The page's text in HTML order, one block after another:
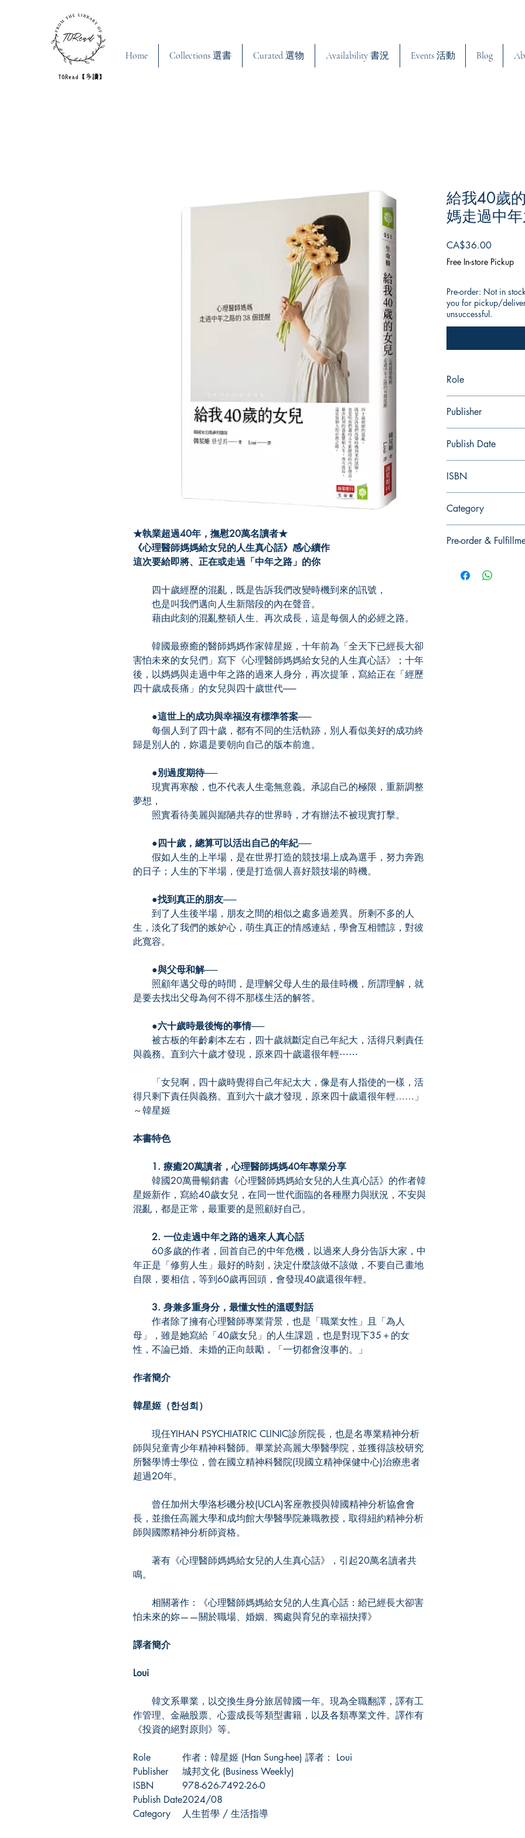
Home Collections 選書 Curated 選物 Availability 書況 Events 活動 Blog
★執業超過40年，撫慰20萬名讀者★
《心理醫師媽媽給女兒的人生真心話》感心續作
這次要給即將、正在或走過「中年之路」的你
四十歲經歷的混亂，既是告訴我們改變時機到來的訊號，
也是叫我們邁向人生新階段的內在聲音。
藉由此刻的混亂整頓人生、再次成長，這是每個人的必經之路。
韓國最療癒的醫師媽媽作家韓星姬，十年前為「全天下已經長大卻
害怕未來的女兒們」寫下《心理醫師媽媽給女兒的人生真心話》；十年
後，以媽媽與走過中年之路的過來人身分，再次提筆，寫給正在「經歷
四十歲成長痛」的女兒與四十歲世代──
●這世上的成功與幸福沒有標準答案──
每個人到了四十歲，都有不同的生活軌跡，別人看似美好的成功終
歸是別人的，妳還是要朝向自己的版本前進。
●別過度期待──
現實再寒酸，也不代表人生毫無意義。承認自己的極限，重新調整
夢想，
照實看待美麗與鄙陋共存的世界時，才有辦法不被現實打擊。
●四十歲，總算可以活出自己的年紀──
假如人生的上半場，是在世界打造的競技場上成為選手，努力奔跑
的日子；人生的下半場，便是打造個人喜好競技場的時機。
●找到真正的朋友──
到了人生後半場，朋友之間的相似之處多過差異。所剩不多的人
生，淡化了我們的嫉妒心，萌生真正的情感連結，學會互相體諒，對彼
此寬容。
●與父母和解──
照顧年邁父母的時間，是理解父母人生的最佳時機，所謂理解，就
是要去找出父母為何不得不那樣生活的解答。
●六十歲時最後悔的事情──
被古板的年齡劇本左右，四十歲就斷定自己年紀大，活得只剩責任
與義務。直到六十歲才發現，原來四十歲還很年輕⋯⋯
「女兒啊，四十歲時覺得自己年紀太大，像是有人指使的一樣，活
得只剩下責任與義務。直到六十歲才發現，原來四十歲還很年輕……」
～韓星姬
本書特色
1. 療癒20萬讀者，心理醫師媽媽40年專業分享
韓國20萬冊暢銷書《心理醫師媽媽給女兒的人生真心話》的作者韓
星姬新作，寫給40歲女兒，在同一世代面臨的各種壓力與狀況，不安與
混亂，都是正常，最重要的是照顧好自己。
2. 一位走過中年之路的過來人真心話
60多歲的作者，回首自己的中年危機，以過來人身分告訴大家，中
年正是「修剪人生」最好的時刻，決定什麼該做不該做，不要自己畫地
自限，要相信，等到60歲再回頭，會發現40歲還很年輕。
3. 身兼多重身分，最懂女性的溫暖對話
作者除了擁有心理醫師專業背景，也是「職業女性」且「為人
母」，雖是她寫給「40歲女兒」的人生課題，也是對現下35＋的女
性，不論已婚、未婚的正向鼓勵，「一切都會沒事的。」
作者簡介
韓星姬（한성희）
現任YIHAN PSYCHIATRIC CLINIC診所院長，也是名專業精神分析
師與兒童青少年精神科醫師。畢業於高麗大學醫學院，並獲得該校研究
所醫學博士學位，曾在國立精神科醫院(現國立精神保健中心)治療患者
超過20年。
曾任加州大學洛杉磯分校(UCLA)客座教授與韓國精神分析協會會
長，並擔任高麗大學和成均館大學醫學院兼職教授，取得紐約精神分析
師與國際精神分析師資格。
著有《心理醫師媽媽給女兒的人生真心話》，引起20萬名讀者共
鳴。
相關著作：《心理醫師媽媽給女兒的人生真心話：給已經長大卻害
怕未來的妳——關於職場、婚姻、獨處與育兒的幸福抉擇》
譯者簡介
Loui
韓文系畢業，以交換生身分旅居韓國一年。現為全職翻譯，譯有工
作管理、金融股票、心靈成長等類型書籍，以及各類專業文件。譯作有
《投資的絕對原則》等。
Role
作者：韓星姬 (Han Sung-hee) 譯者： Loui
Publisher
城邦文化 (Business Weekly)
ISBN
978-626-7492-26-0
Publish Date2024/08
Category
人生哲學 / 生活指導
給我40歲
媽走過中
CA$36.00Price
Free In-store Pickup
Pre-order: Not in
you for pickup/
unsuccessful.
Role
Publisher
Publish Date
ISBN
Category
Pre-order &
you for pickup/